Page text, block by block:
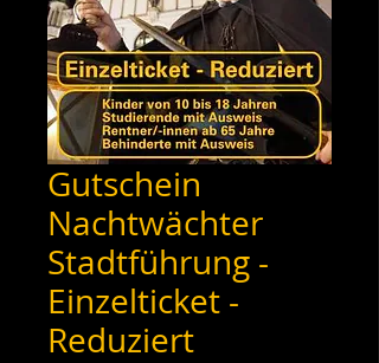
Gutschein
Nachtwächter
Stadtführung -
Einzelticket -
Reduziert